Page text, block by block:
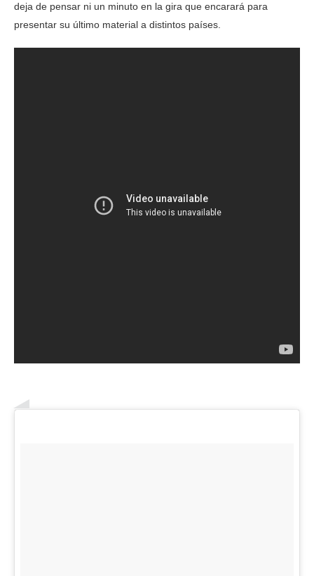
deja de pensar ni un minuto en la gira que encarará para
presentar su último material a distintos países.